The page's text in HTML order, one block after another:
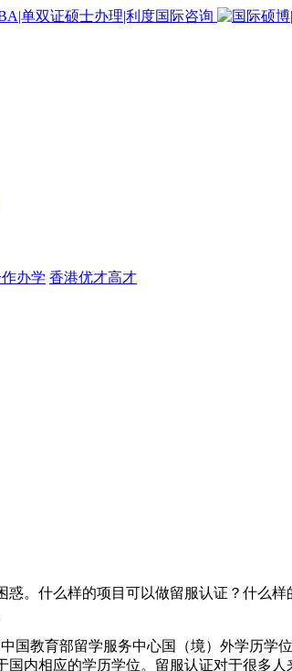
办学 香港优才高才
。什么样的项目可以做留服认证？什么样
国教育部留学服务中心国（境）外学历
内相应的学历学位。留服认证对于很多